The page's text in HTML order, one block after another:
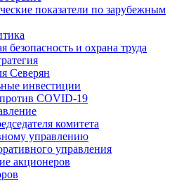
показатели по зарубежным
и охрана труда
Северян
инвестиции
COVID‑19
комитета
управлению
управления
акционеров